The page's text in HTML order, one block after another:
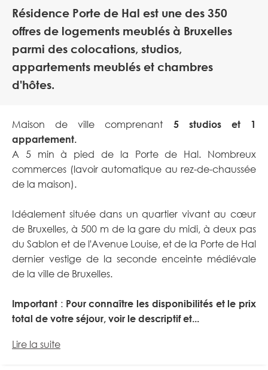
Résidence Porte de Hal est une des 350
offres de logements meublés à Bruxelles
parmi des colocations, studios,
appartements meublés et chambres
d'hôtes.
Maison de ville comprenant 5 studios et 1
appartement.
A 5 min à pied de la Porte de Hal. Nombreux
commerces (lavoir automatique au rez-de-chaussée
de la maison).
Idéalement située dans un quartier vivant au cœur
de Bruxelles, à 500 m de la gare du midi, à deux pas
du Sablon et de l'Avenue Louise, et de la Porte de Hal
dernier vestige de la seconde enceinte médiévale
de la ville de Bruxelles.
Important : Pour connaître les disponibilités et le prix
total de votre séjour, voir le descriptif et...
Lire la suite